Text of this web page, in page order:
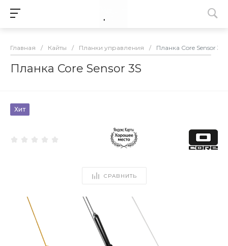
Главная / Кайты / Планки управления / Планка Core Sensor 3S
Планка Core Sensor 3S
Хит
СРАВНИТЬ